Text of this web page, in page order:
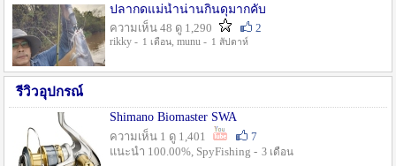
ปลากดแม่น้ำน่านกินดุมากคับ
ความเห็น 48 ดู 1,290
2
rikky - 1 เดือน, munu - 1 สัปดาห์
รีวิวอุปกรณ์
Shimano Biomaster SWA
ความเห็น 1 ดู 1,401
7
แนะนำ 100.00%, SpyFishing - 3 เดือน